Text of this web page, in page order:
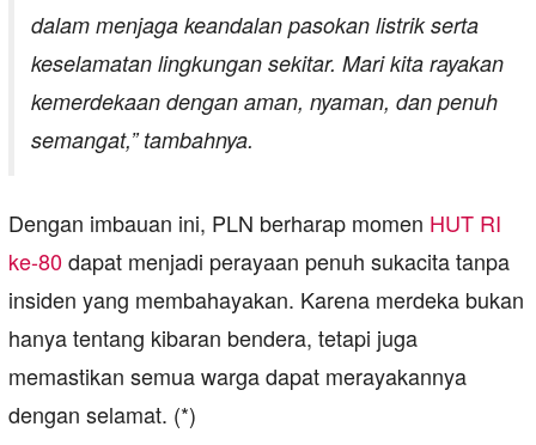
dalam menjaga keandalan pasokan listrik serta
keselamatan lingkungan sekitar. Mari kita rayakan
kemerdekaan dengan aman, nyaman, dan penuh
semangat,” tambahnya.
Dengan imbauan ini, PLN berharap momen HUT RI
ke-80dapat menjadi perayaan penuh sukacita tanpa
insiden yang membahayakan. Karena merdeka bukan
hanya tentang kibaran bendera, tetapi juga
memastikan semua warga dapat merayakannya
dengan selamat. (*)